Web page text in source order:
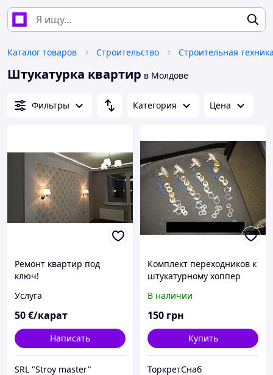
Каталог товаров Строительство
Штукатурка квартир в Молдове
Фильтры Категория Цена
Ремонт квартир под
ключ!
Услуга
50€/карат
Написать
SRL "Stroy master"
Комплект переходников к
штукатурному хоппер
В наличии
150 грн
Купить
ТоркретСнаб